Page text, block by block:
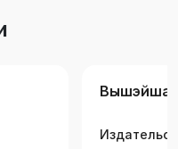
курс
использование